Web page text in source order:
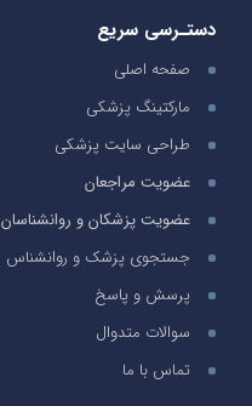
دستـرسی سریع
صفحه اصلی
مارکتینگ پزشکی
طراحی سایت پزشکی
عضویت مراجعان
عضویت پزشکان و روانشناسان
جستجوی پزشک و روانشناس
پرسش و پاسخ
سوالات متدوال
تماس با ما